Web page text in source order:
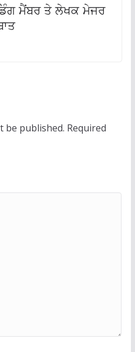
ਮੈਂਬਰ ਤੇ ਲੇਖਕ ਮੇਜਰ
be published. Required